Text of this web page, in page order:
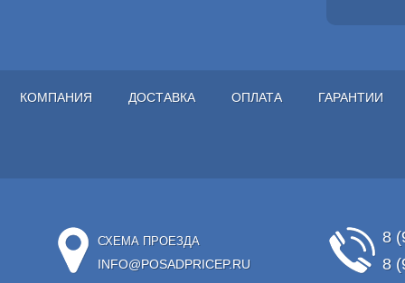
КОМПАНИЯ ДОСТАВКА ОПЛАТА ГАРАНТИИ
СХЕМА ПРОЕЗДА
INFO@POSADPRICEP.RU
8
8